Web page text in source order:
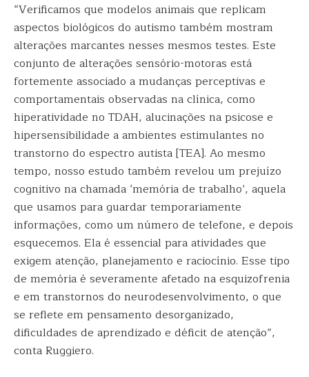
“Verificamos que modelos animais que replicam
aspectos biológicos do autismo também mostram
alterações marcantes nesses mesmos testes. Este
conjunto de alterações sensório-motoras está
fortemente associado a mudanças perceptivas e
comportamentais observadas na clínica, como
hiperatividade no TDAH, alucinações na psicose e
hipersensibilidade a ambientes estimulantes no
transtorno do espectro autista [TEA]. Ao mesmo
tempo, nosso estudo também revelou um prejuízo
cognitivo na chamada ‘memória de trabalho’, aquela
que usamos para guardar temporariamente
informações, como um número de telefone, e depois
esquecemos. Ela é essencial para atividades que
exigem atenção, planejamento e raciocínio. Esse tipo
de memória é severamente afetado na esquizofrenia
e em transtornos do neurodesenvolvimento, o que
se reflete em pensamento desorganizado,
dificuldades de aprendizado e déficit de atenção”,
conta Ruggiero.